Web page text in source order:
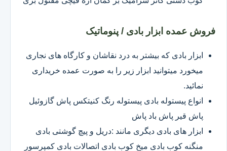
فروش عمده ابزار بادی / پنوماتیک
ابزار بادی که بیشتر به درد نقاشان و کارگاه های نجاری
میخورد میتوانید ابزار زیر را به صورت عمده خریداری
نمائید.
انواع پیستوله بادی پیستوله رنگ کنیتکس پاش گازوئیل
پاش قیر پاش باد پاش
ابزار های بادی دیگری مانند :دریل و پیچ گوشتی بادی
منگنه کوب بادی میخ کوب بادی اتصالات بادی کمپرسور